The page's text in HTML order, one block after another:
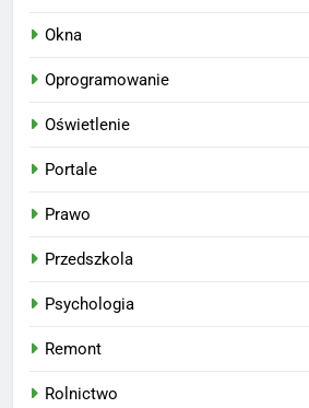
Okna
Oprogramowanie
Oświetlenie
Portale
Prawo
Przedszkola
Psychologia
Remont
Rolnictwo